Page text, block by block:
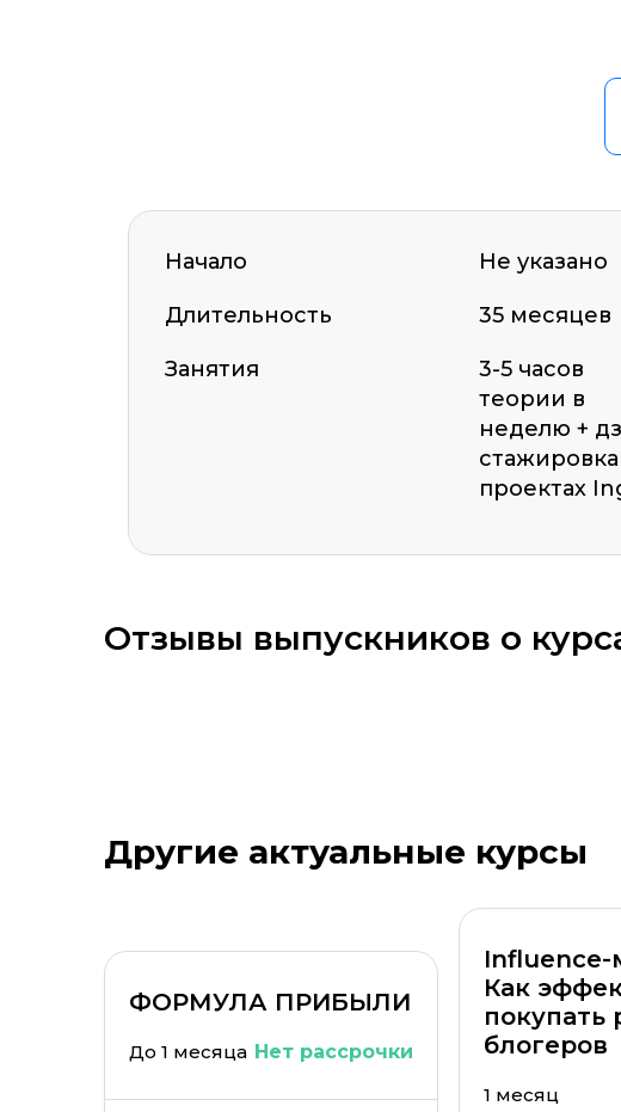
Начало
Длительность
Занятия
Не указано
35 месяцев
3-5 часов
теории в
неделю +
проектах
Отзывы выпускников о
Другие актуальные курсы
ФОРМУЛА ПРИБЫЛИ
До 1 месяца Нет рассрочки
Influence-
Как
покупать
блогеров
1 месяц
Подача